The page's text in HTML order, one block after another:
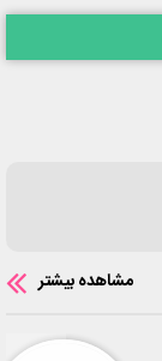
مشاهده بیشتر